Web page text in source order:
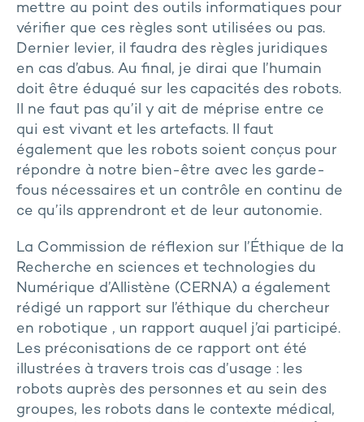
mettre au point des outils informatiques pour
vérifier que ces règles sont utilisées ou pas.
Dernier levier, il faudra des règles juridiques
en cas d’abus. Au final, je dirai que l’humain
doit être éduqué sur les capacités des robots.
Il ne faut pas qu’il y ait de méprise entre ce
qui est vivant et les artefacts. Il faut
également que les robots soient conçus pour
répondre à notre bien-être avec les garde-
fous nécessaires et un contrôle en continu de
ce qu’ils apprendront et de leur autonomie.
La Commission de réflexion sur l’Éthique de la
Recherche en sciences et technologies du
Numérique d’Allistène (CERNA) a également
rédigé un rapport sur l’éthique du chercheur
en robotique , un rapport auquel j’ai participé.
Les préconisations de ce rapport ont été
illustrées à travers trois cas d’usage : les
robots auprès des personnes et au sein des
groupes, les robots dans le contexte médical,